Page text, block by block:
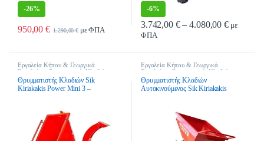
-26%
950,00€ 1.290,00€ με ΦΠΑ
-6%
3.742,00 € – 4.080,00 €Price
με
ΦΠΑ
Αυτό το προϊόν έχει πολλαπλές
Εργαλεία Κήπου & Γεωργικά
Εργαλεία
Θρυμματιστές Κλαδιών
Θρυμματιστές Κλαδιών Ρεύματος
Θρυμματιστής Κλαδιών Sik
Kiriakakis Power Mini 3 –
Εργαλεία Κήπου & Γεωργικά
Εργαλεία
Θρυμματιστές Κλαδιών
Θρυμματιστές Κλαδιών Βενζίνης
Θρυμματιστής Κλαδιών
Αυτοκινούμενος Sik Kiriakakis